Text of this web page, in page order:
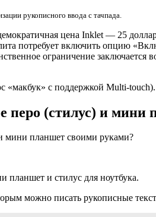
рукописного ввода с тачпада.
цена Inklet — 25
потребует включить опцию
ограничение
«макбук» с поддержкой Multi-touch).
перо (стилус) и
мини планшет своими руками?
планшет и стилус для ноутбука.
можно писать рукописные